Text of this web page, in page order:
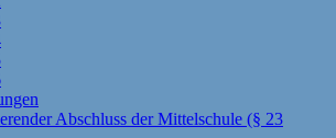
Abschluss der Mittelschule (§ 23